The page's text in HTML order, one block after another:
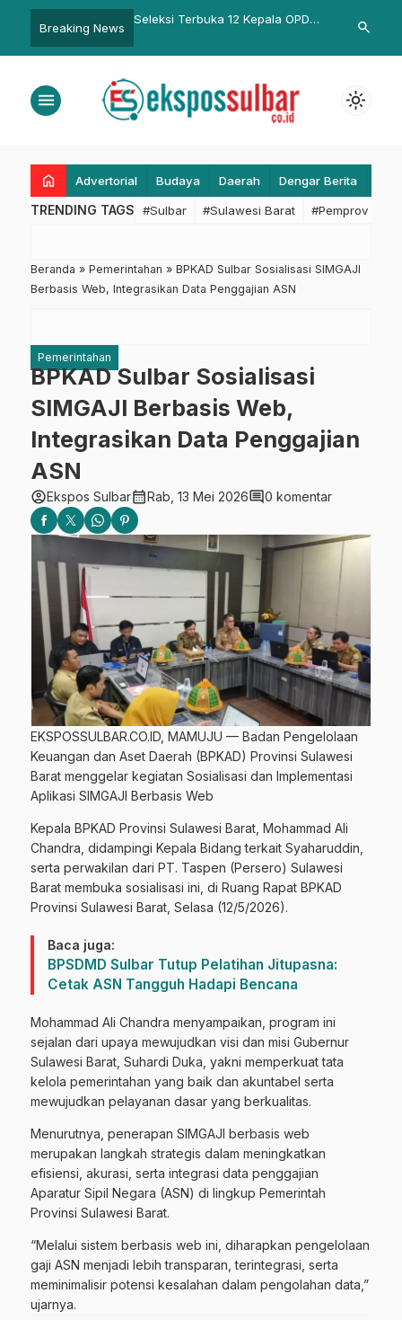
Breaking News
Tahap Akhir,
Wagub Bakal
TAPD Pasangkayu Pacu Asistensi
Bahaya
Bisa Picu
search
menu light_mode
home Advertorial Budaya Daerah Dengar Berita
TRENDING TAGS #Sulbar #Sulawesi Barat #Pemprov
Beranda » Pemerintahan » BPKAD Sulbar Sosialisasi SIMGAJI
Berbasis Web, Integrasikan Data Penggajian ASN
Pemerintahan
BPKAD Sulbar Sosialisasi
SIMGAJI Berbasis Web,
Integrasikan Data Penggajian
ASN
account_circleEkspos Sulbarcalendar_monthRab, 13 Mei 2026comment0 komentar
EKSPOSSULBAR.CO.ID, MAMUJU — Badan Pengelolaan
Keuangan dan Aset Daerah (BPKAD) Provinsi Sulawesi
Barat menggelar kegiatan Sosialisasi dan Implementasi
Aplikasi SIMGAJI Berbasis Web
Kepala BPKAD Provinsi Sulawesi Barat, Mohammad Ali
Chandra, didampingi Kepala Bidang terkait Syaharuddin,
serta perwakilan dari PT. Taspen (Persero) Sulawesi
Barat membuka sosialisasi ini, di Ruang Rapat BPKAD
Provinsi Sulawesi Barat, Selasa (12/5/2026).
Baca juga:
BPSDMD Sulbar Tutup Pelatihan Jitupasna:
Cetak ASN Tangguh Hadapi Bencana
Mohammad Ali Chandra menyampaikan, program ini
sejalan dari upaya mewujudkan visi dan misi Gubernur
Sulawesi Barat, Suhardi Duka, yakni memperkuat tata
kelola pemerintahan yang baik dan akuntabel serta
mewujudkan pelayanan dasar yang berkualitas.
Menurutnya, penerapan SIMGAJI berbasis web
merupakan langkah strategis dalam meningkatkan
efisiensi, akurasi, serta integrasi data penggajian
Aparatur Sipil Negara (ASN) di lingkup Pemerintah
Provinsi Sulawesi Barat.
“Melalui sistem berbasis web ini, diharapkan pengelolaan
gaji ASN menjadi lebih transparan, terintegrasi, serta
meminimalisir potensi kesalahan dalam pengolahan data,”
ujarnya.